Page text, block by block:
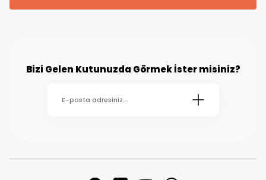
Bizi Gelen Kutunuzda Görmek İster misiniz?